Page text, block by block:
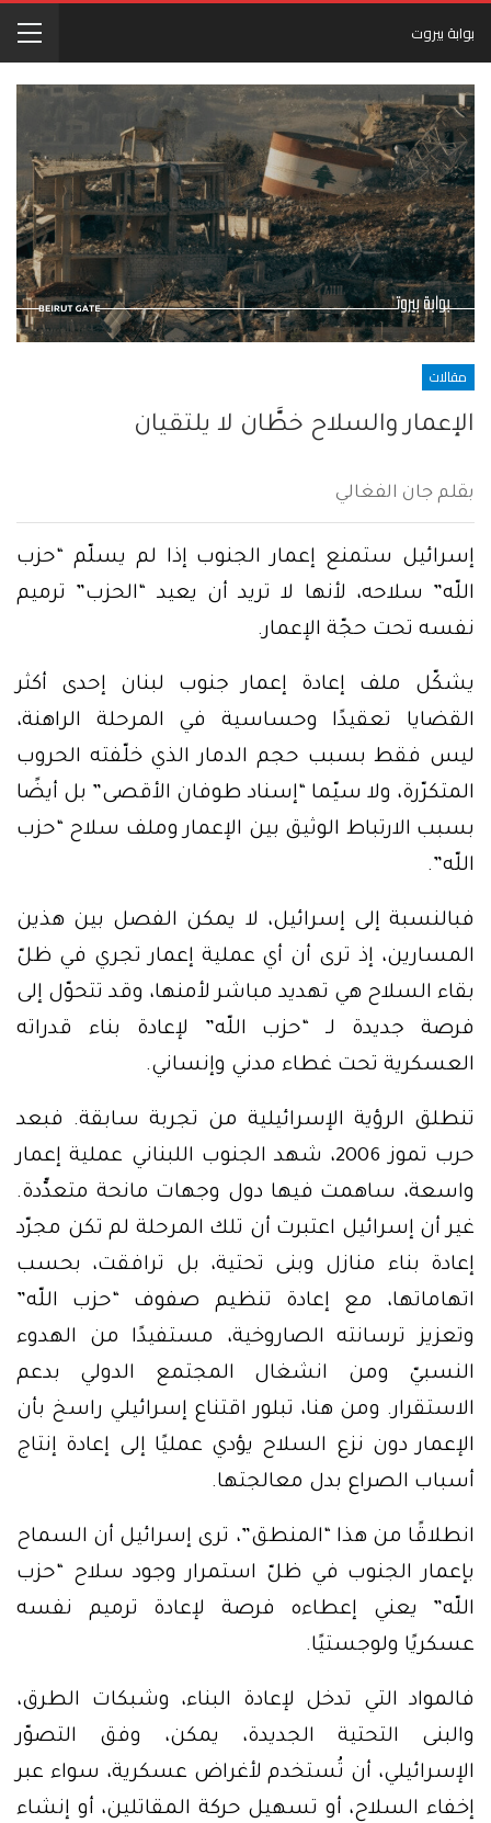
بوابة بيروت
مقالات
الإعمار والسلاح خطَّان لا يلتقيان
بقلم جان الفغالي
إسرائيل ستمنع إعمار الجنوب إذا لم يسلّم “حزب
اللّه” سلاحه، لأنها لا تريد أن يعيد “الحزب” ترميم
نفسه تحت حجّة الإعمار.
يشكّل ملف إعادة إعمار جنوب لبنان إحدى أكثر
القضايا تعقيدًا وحساسية في المرحلة الراهنة،
ليس فقط بسبب حجم الدمار الذي خلّفته الحروب
المتكرّرة، ولا سيّما “إسناد طوفان الأقصى” بل أيضًا
بسبب الارتباط الوثيق بين الإعمار وملف سلاح “حزب
اللّه”.
فبالنسبة إلى إسرائيل، لا يمكن الفصل بين هذين
المسارين، إذ ترى أن أي عملية إعمار تجري في ظلّ
بقاء السلاح هي تهديد مباشر لأمنها، وقد تتحوّل إلى
فرصة جديدة لـ “حزب اللّه” لإعادة بناء قدراته
العسكرية تحت غطاء مدني وإنساني.
تنطلق الرؤية الإسرائيلية من تجربة سابقة. فبعد
حرب تموز 2006، شهد الجنوب اللبناني عملية إعمار
واسعة، ساهمت فيها دول وجهات مانحة متعدّّدة.
غير أن إسرائيل اعتبرت أن تلك المرحلة لم تكن مجرّد
إعادة بناء منازل وبنى تحتية، بل ترافقت، بحسب
اتهاماتها، مع إعادة تنظيم صفوف “حزب اللّه”
وتعزيز ترسانته الصاروخية، مستفيدًا من الهدوء
النسبيّ ومن انشغال المجتمع الدولي بدعم
الاستقرار. ومن هنا، تبلور اقتناع إسرائيلي راسخ بأن
الإعمار دون نزع السلاح يؤدي عمليًا إلى إعادة إنتاج
أسباب الصراع بدل معالجتها.
انطلاقًا من هذا “المنطق”، ترى إسرائيل أن السماح
بإعمار الجنوب في ظلّ استمرار وجود سلاح “حزب
اللّه” يعني إعطاءه فرصة لإعادة ترميم نفسه
عسكريًا ولوجستيًا.
فالمواد التي تدخل لإعادة البناء، وشبكات الطرق،
والبنى التحتية الجديدة، يمكن، وفق التصوّر
الإسرائيلي، أن تُستخدم لأغراض عسكرية، سواء عبر
إخفاء السلاح، أو تسهيل حركة المقاتلين، أو إنشاء